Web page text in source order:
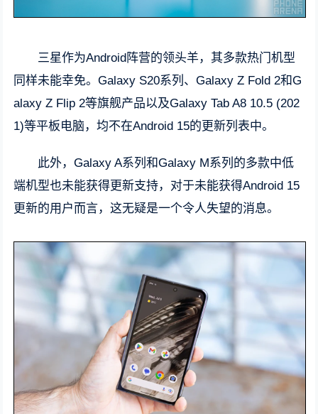
三星作为Android阵营的领头羊，其多款热门机型
同样未能幸免。Galaxy S20系列、Galaxy Z Fold 2和G
alaxy Z Flip 2等旗舰产品以及Galaxy Tab A8 10.5 (202
1)等平板电脑，均不在Android 15的更新列表中。
此外，Galaxy A系列和Galaxy M系列的多款中低
端机型也未能获得更新支持，对于未能获得Android 15
更新的用户而言，这无疑是一个令人失望的消息。